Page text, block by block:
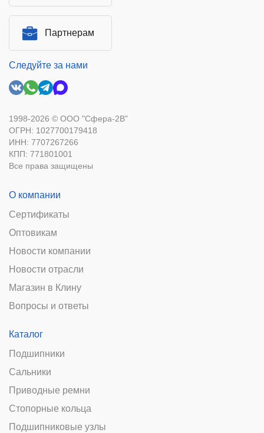
Партнерам
Следуйте за нами
1998-2026 © ООО "Сфера-2В"
ОГРН: 1027700179418
ИНН: 7707267266
КПП: 771801001
Все права защищены
О компании
Сертификаты
Оптовикам
Новости компании
Новости отрасли
Магазин в Клину
Вопросы и ответы
Каталог
Подшипники
Сальники
Приводные ремни
Стопорные кольца
Подшипниковые узлы